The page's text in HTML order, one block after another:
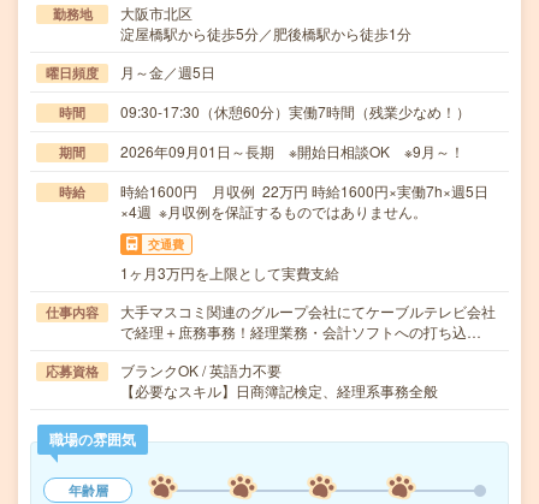
勤務地
大阪市北区
淀屋橋駅から徒歩5分／肥後橋駅から徒歩1分
曜日頻度 月～金／週5日
時間 09:30-17:30（休憩60分）実働7時間（残業少なめ！）
期間 2026年09月01日～長期 ※開始日相談OK ※9月～！
時給
時給1600円 月収例 22万円 時給1600円×実働7h×週5日
×4週 ※月収例を保証するものではありません。
交通費
1ヶ月3万円を上限として実費支給
仕事内容
大手マスコミ関連のグループ会社にてケーブルテレビ会社
で経理＋庶務事務！経理業務・会計ソフトへの打ち込…
応募資格
ブランクOK / 英語力不要
【必要なスキル】日商簿記検定、経理系事務全般
職場の雰囲気
年齢層